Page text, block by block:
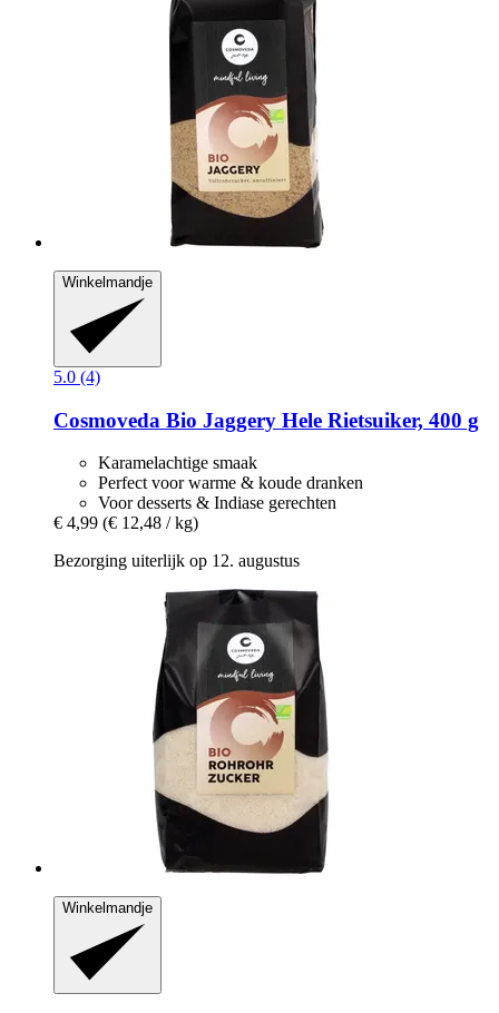
Winkelmandje
5.0 (4)
Cosmoveda Bio Jaggery Hele Rietsuiker, 400 g
Karamelachtige smaak
Perfect voor warme & koude dranken
Voor desserts & Indiase gerechten
€ 4,99 (€ 12,48 / kg)
Bezorging uiterlijk op 12. augustus
Winkelmandje